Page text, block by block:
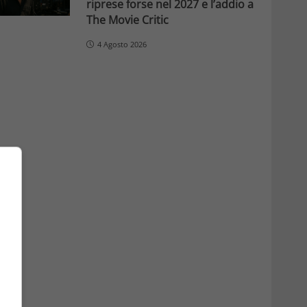
riprese forse nel 2027 e l’addio a
The Movie Critic
4 Agosto 2026